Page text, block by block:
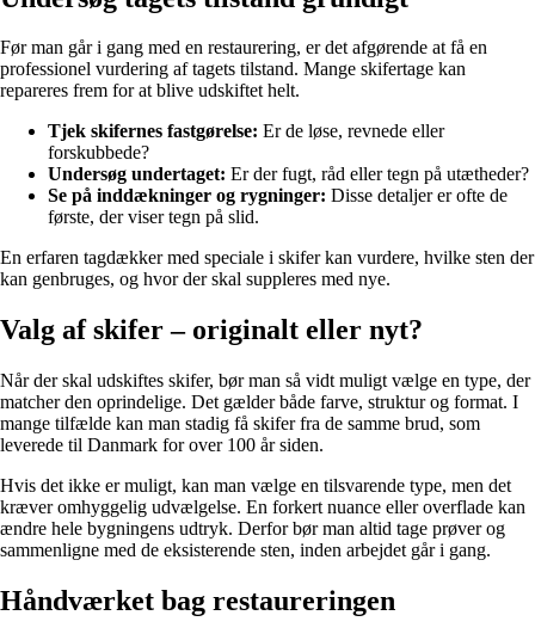
Før man går i gang med en restaurering, er det afgørende at få en
professionel vurdering af tagets tilstand. Mange skifertage kan
repareres frem for at blive udskiftet helt.
Tjek skifernes fastgørelse: Er de løse, revnede eller
forskubbede?
Undersøg undertaget: Er der fugt, råd eller tegn på utætheder?
Se på inddækninger og rygninger: Disse detaljer er ofte de
første, der viser tegn på slid.
En erfaren tagdækker med speciale i skifer kan vurdere, hvilke sten der
kan genbruges, og hvor der skal suppleres med nye.
Valg af skifer – originalt eller nyt?
Når der skal udskiftes skifer, bør man så vidt muligt vælge en type, der
matcher den oprindelige. Det gælder både farve, struktur og format. I
mange tilfælde kan man stadig få skifer fra de samme brud, som
leverede til Danmark for over 100 år siden.
Hvis det ikke er muligt, kan man vælge en tilsvarende type, men det
kræver omhyggelig udvælgelse. En forkert nuance eller overflade kan
ændre hele bygningens udtryk. Derfor bør man altid tage prøver og
sammenligne med de eksisterende sten, inden arbejdet går i gang.
Håndværket bag restaureringen